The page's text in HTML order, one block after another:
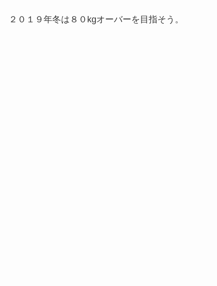
２０１９年冬は８０kgオーバーを目指そう。